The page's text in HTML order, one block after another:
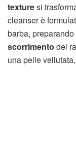
texturesi
cleanser è
barba,
scorrimento del
una pelle